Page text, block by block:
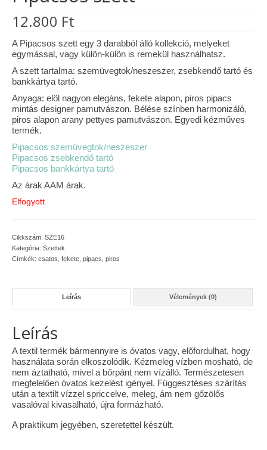
Vásárok, ahol velem is találkozhattál…
Alapanyagok, kellékek
A termékek tisztítása
Ellynor története
Adatkezelési tájékoztató
Általános Szerződési Feltételek
Blog
12.800 Ft
A Pipacsos szett egy 3 darabból álló kollekció, melyeket
egymással, vagy külön-külön is remekül használhatsz.
A szett tartalma: szemüvegtok/neszeszer, zsebkendő tartó és
bankkártya tartó.
Anyaga: elöl nagyon elegáns, fekete alapon, piros pipacs
mintás designer pamutvászon. Bélése színben harmonizáló,
piros alapon arany pettyes pamutvászon. Egyedi kézműves
termék.
Pipacsos szemüvegtok/neszeszer
Pipacsos zsebkendő tartó
Pipacsos bankkártya tartó
Az árak AAM árak.
Elfogyott
Cikkszám: SZE16
Kategória: Szettek
Címkék: csatos fekete pipacs piros
Leírás Vélemények (0)
Leírás
A textil termék bármennyire is óvatos vagy, előfordulhat, hogy
használata során elkoszolódik. Kézmeleg vízben mosható, de
nem áztatható, mivel a bőrpánt nem vízálló. Természetesen
megfelelően óvatos kezelést igényel. Függesztéses szárítás
után a textilt vízzel spriccelve, meleg, ám nem gőzölős
vasalóval kivasalható, újra formázható.
A praktikum jegyében, szeretettel készült.